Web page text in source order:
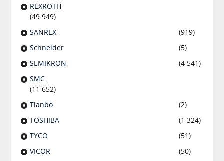
REXROTH
(49 949)
SANREX
(919)
Schneider
(5)
SEMIKRON
(4 541)
SMC
(11 652)
Tianbo
(2)
TOSHIBA
(1 324)
TYCO
(51)
VICOR
(50)